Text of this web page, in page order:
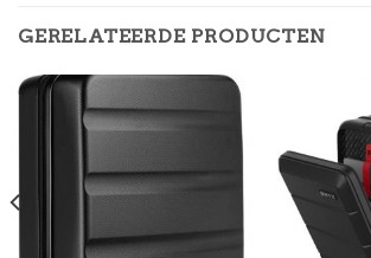
GERELATEERDE PRODUCTEN